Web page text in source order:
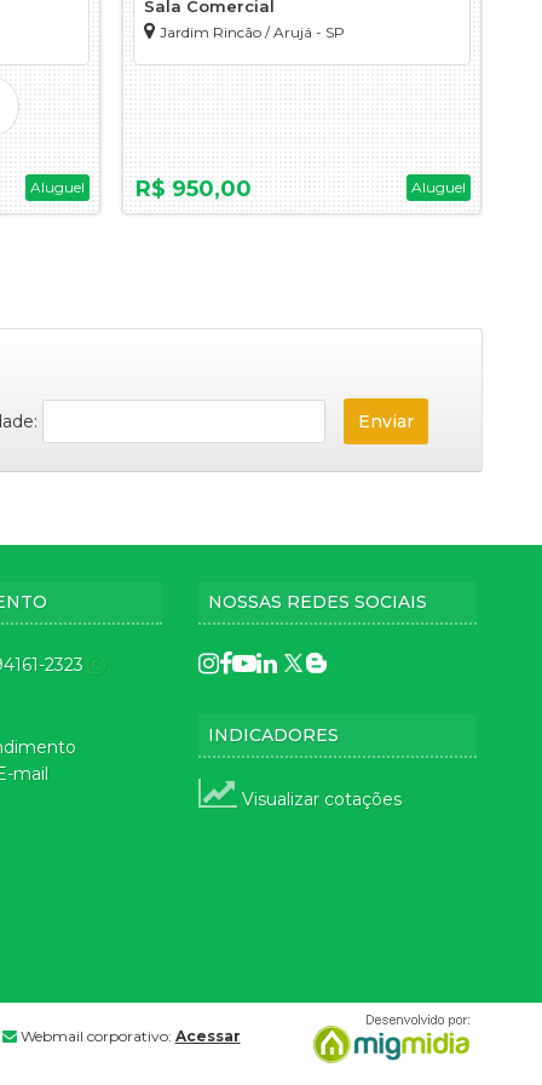
Aluguel
Sala Comercial
Jardim Rincão / Arujá - SP
Aluguel
R$ 950,00
2323
mail
NOSSAS REDES SOCIAIS
INDICADORES
Visualizar cotações
Webmail corporativo: Acessar